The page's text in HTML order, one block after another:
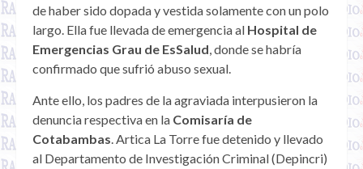
de haber sido dopada y vestida solamente con un polo
largo. Ella fue llevada de emergencia al Hospital de
Emergencias Grau de EsSalud, donde se habría
confirmado que sufrió abuso sexual.
Ante ello, los padres de la agraviada interpusieron la
denuncia respectiva en la Comisaría de
Cotabambas. Artica La Torre fue detenido y llevado
al Departamento de Investigación Criminal (Depincri)